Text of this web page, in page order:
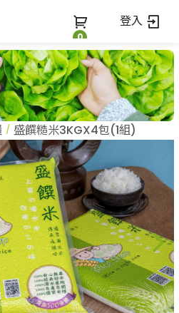
0
登入
入
盛饌糙米3KGX4包(1組)